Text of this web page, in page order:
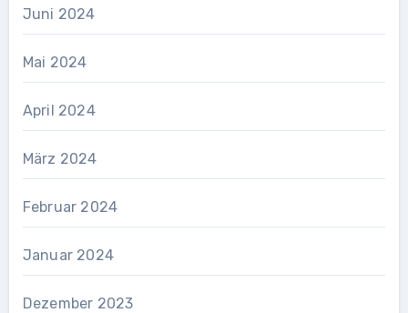
Juni 2024
Mai 2024
April 2024
März 2024
Februar 2024
Januar 2024
Dezember 2023